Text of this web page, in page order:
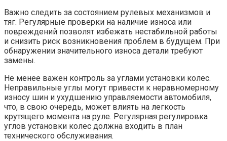
Важно следить за состоянием рулевых механизмов и
тяг. Регулярные проверки на наличие износа или
повреждений позволят избежать нестабильной работы
и снизить риск возникновения проблем в будущем. При
обнаружении значительного износа детали требуют
замены.
Не менее важен контроль за углами установки колес.
Неправильные углы могут привести к неравномерному
износу шин и ухудшению управляемости автомобиля,
что, в свою очередь, может влиять на легкость
крутящего момента на руле. Регулярная регулировка
углов установки колес должна входить в план
технического обслуживания.